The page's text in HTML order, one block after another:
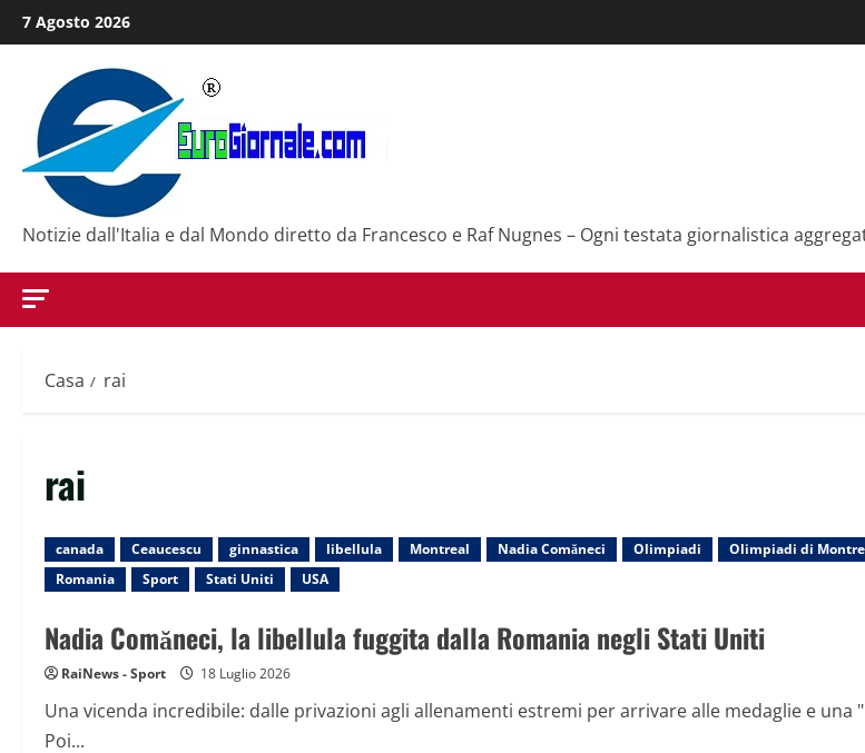
Salta
al
contenuto
7 Agosto 2026
Notizie dall'Italia e dal Mondo diretto da Francesco e Raf Nugnes – Ogni testata giornalistica
Casa rai
rai
canada Ceaucescu ginnastica libellula Montreal Nadia Comăneci Olimpiadi Olimpiadi di
Romania
Sport Stati Uniti USA
Nadia Comăneci, la libellula fuggita dalla Romania negli Stati Uniti
RaiNews - Sport 18 Luglio 2026
Una vicenda incredibile: dalle privazioni agli allenamenti estremi per arrivare alle medaglie e una
Poi...